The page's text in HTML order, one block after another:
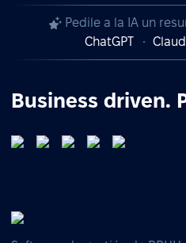
Pedile a la IA un
ChatGPT
Business driven.